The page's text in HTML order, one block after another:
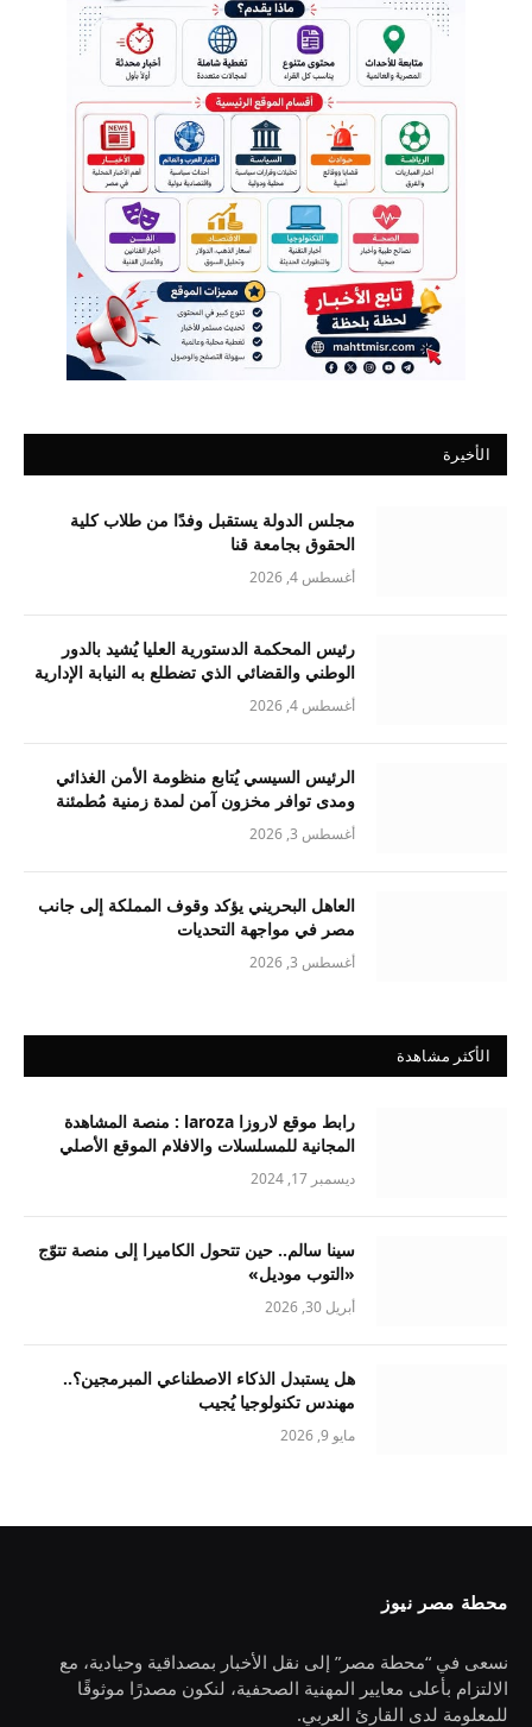
الأخيرة
مجلس الدولة يستقبل وفدًا من طلاب كلية
الحقوق بجامعة قنا
أغسطس 4, 2026
رئيس المحكمة الدستورية العليا يُشيد بالدور
الوطني والقضائي الذي تضطلع به النيابة الإدارية
أغسطس 4, 2026
الرئيس السيسي يُتابع منظومة الأمن الغذائي
ومدى توافر مخزون آمن لمدة زمنية مُطمئنة
أغسطس 3, 2026
العاهل البحريني يؤكد وقوف المملكة إلى جانب
مصر في مواجهة التحديات
أغسطس 3, 2026
الأكثر مشاهدة
رابط موقع لاروزا laroza : منصة المشاهدة
المجانية للمسلسلات والافلام الموقع الأصلي
ديسمبر 17, 2024
سينا سالم.. حين تتحول الكاميرا إلى منصة تتوّج
«التوب موديل»
أبريل 30, 2026
هل يستبدل الذكاء الاصطناعي المبرمجين؟..
مهندس تكنولوجيا يُجيب
مايو 9, 2026
محطة مصر نيوز
نسعى في “محطة مصر” إلى نقل الأخبار بمصداقية وحيادية، مع
الالتزام بأعلى معايير المهنية الصحفية، لنكون مصدرًا موثوقًا
للمعلومة لدى القارئ العربي.